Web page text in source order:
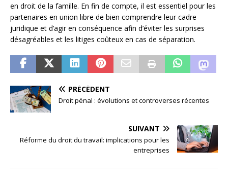
en droit de la famille. En fin de compte, il est essentiel pour les
partenaires en union libre de bien comprendre leur cadre
juridique et d’agir en conséquence afin d’éviter les surprises
désagréables et les litiges coûteux en cas de séparation.
PRÉCÉDENT
Droit pénal : évolutions et controverses récentes
SUIVANT
Réforme du droit du travail: implications pour les
entreprises